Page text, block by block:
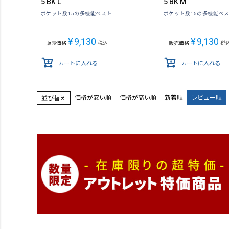
ポケット数15の多機能ベスト
販売価格 ¥9,130 税込
カートに入れる
ポケット数15の多機能ベ
販売価格 ¥9,130 税
カートに入れる
並び替え 価格が安い順 価格が高い順 新着順 レビュー順